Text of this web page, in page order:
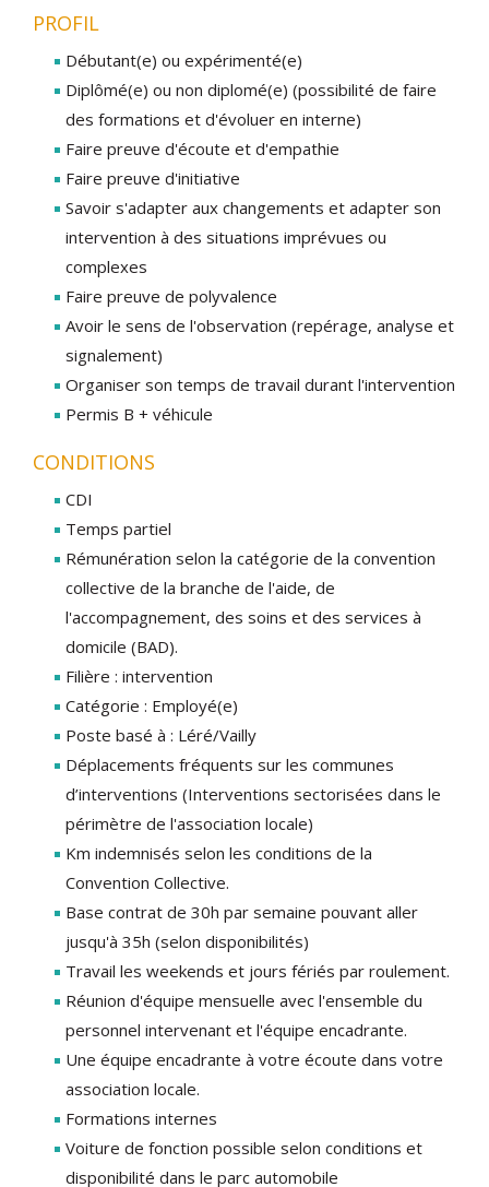
PROFIL
Débutant(e) ou expérimenté(e)
Diplômé(e) ou non diplomé(e) (possibilité de faire
des formations et d'évoluer en interne)
Faire preuve d'écoute et d'empathie
Faire preuve d'initiative
Savoir s'adapter aux changements et adapter son
intervention à des situations imprévues ou
complexes
Faire preuve de polyvalence
Avoir le sens de l'observation (repérage, analyse et
signalement)
Organiser son temps de travail durant l'intervention
Permis B + véhicule
CONDITIONS
CDI
Temps partiel
Rémunération selon la catégorie de la convention
collective de la branche de l'aide, de
l'accompagnement, des soins et des services à
domicile (BAD).
Filière : intervention
Catégorie : Employé(e)
Poste basé à : Léré/Vailly
Déplacements fréquents sur les communes
d’interventions (Interventions sectorisées dans le
périmètre de l'association locale)
Km indemnisés selon les conditions de la
Convention Collective.
Base contrat de 30h par semaine pouvant aller
jusqu'à 35h (selon disponibilités)
Travail les weekends et jours fériés par roulement.
Réunion d'équipe mensuelle avec l'ensemble du
personnel intervenant et l'équipe encadrante.
Une équipe encadrante à votre écoute dans votre
association locale.
Formations internes
Voiture de fonction possible selon conditions et
disponibilité dans le parc automobile